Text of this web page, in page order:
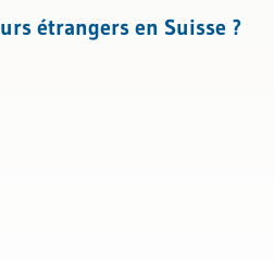
étrangers en Suisse ?